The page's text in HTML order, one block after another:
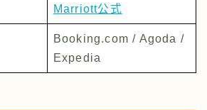
Marriott公式
Booking.com / Agoda /
Expedia